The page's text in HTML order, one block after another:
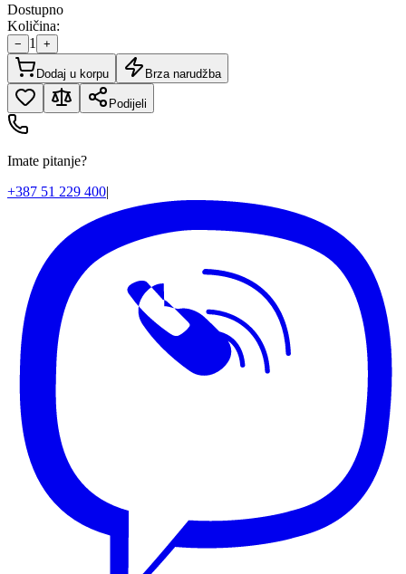
Dostupno
Količina:
− 1 +
Dodaj u korpu Brza narudžba
Podijeli
Imate pitanje?
+387 51 229 400|